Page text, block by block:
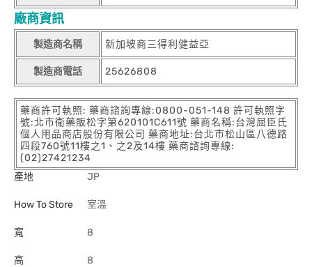
廠商資訊
製造商名稱 新加坡商三得利健益亞
製造商電話 25626808
藥商許可執照: 藥商諮詢專線:0800-051-148 許可執照字
號:北市衛藥販松字第620101C611號 藥商名稱:台灣屈臣氏
個人用品商店股份有限公司 藥商地址:台北市松山區八德路
四段760號11樓之1、之2及14樓 藥商諮詢專線:
(02)27421234
產地
JP
How To Store 室溫
寬 8
高 8